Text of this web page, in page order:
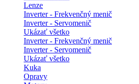
Lenze
Inverter - Frekvenčný menič
Inverter - Servomenič
Ukázať všetko
Inverter - Frekvenčný menič
Inverter - Servomenič
Ukázať všetko
Kuka
Opravy